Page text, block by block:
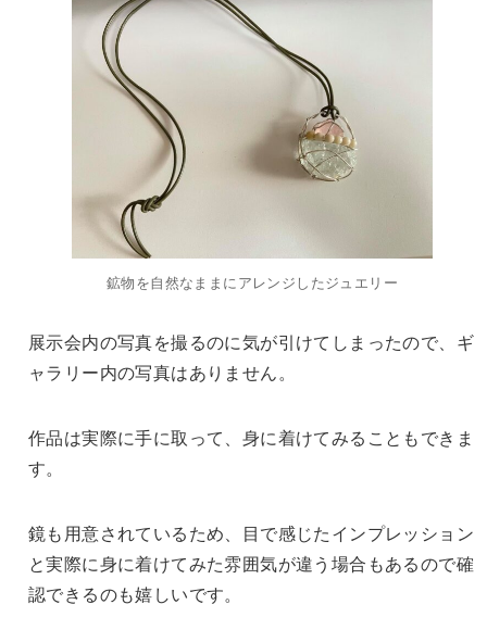
鉱物を自然なままにアレンジしたジュエリー
展示会内の写真を撮るのに気が引けてしまったので、ギ
ャラリー内の写真はありません。
作品は実際に手に取って、身に着けてみることもできま
す。
鏡も用意されているため、目で感じたインプレッション
と実際に身に着けてみた雰囲気が違う場合もあるので確
認できるのも嬉しいです。